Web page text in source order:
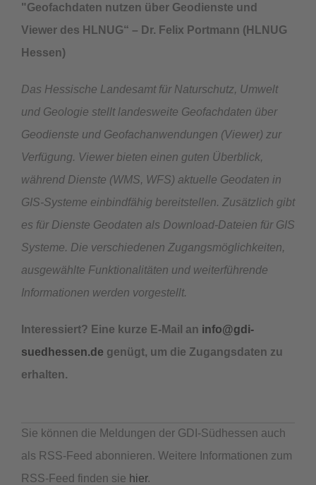
"Geofachdaten nutzen über Geodienste und
Viewer des HLNUG“ – Dr. Felix Portmann (HLNUG
Hessen)
Das Hessische Landesamt für Naturschutz, Umwelt
und Geologie stellt landesweite Geofachdaten über
Geodienste und Geofachanwendungen (Viewer) zur
Verfügung. Viewer bieten einen guten Überblick,
während Dienste (WMS, WFS) aktuelle Geodaten in
GIS-Systeme einbindfähig bereitstellen. Zusätzlich gibt
es für Dienste Geodaten als Download-Dateien für GIS
Systeme. Die verschiedenen Zugangsmöglichkeiten,
ausgewählte Funktionalitäten und weiterführende
Informationen werden vorgestellt.
Interessiert? Eine kurze E-Mail an info@gdi-
suedhessen.de genügt, um die Zugangsdaten zu
erhalten.
Sie können die Meldungen der GDI-Südhessen auch
als RSS-Feed abonnieren. Weitere Informationen zum
RSS-Feed finden sie hier.